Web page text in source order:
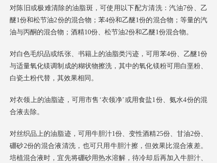
对陈旧或极难清除的油脂斑，可使用以下配方清洗：汽油7份、乙
醚1份和松节油2份的混合物；苯4份和乙醚1份的混合物；等量的汽
油与丙酮的混合物；酒精10份、松节油2份和乙醚1份混合物。
对白色毛织品或纸张、书籍上的油脂类污迹，可用苯4份、乙醚1份
与适量氧化镁调制成的糊状物擦洗，其中的氧化镁粉可用白垩粉、
白瓷土粉代替，其效果相同。
对衣领上的油脂迹，可用市售‘衣领净’或用食盐1份、氨水4份的混
合液去除。
对丝织品上的油脂迹，可用牛胆汁1份、变性酒精25份、甘油2份、
硼砂2份的混合液清洗，也可只用牛胆汁擦，但效果比混合液差。
培植混合液时，宜先将硼砂用热水溶解，待冷却后再加入牛胆汁、